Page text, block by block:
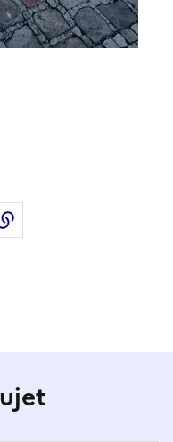
Twitter)
LinkedInpar email